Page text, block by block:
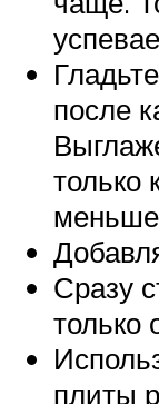
после
только
Сразу
только
плиты